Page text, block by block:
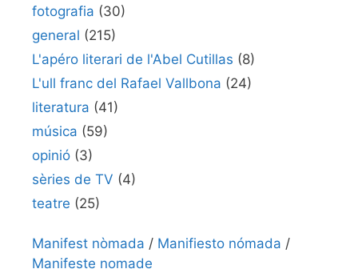
fotografia (30)
general (215)
L'apéro literari de l'Abel Cutillas (8)
L'ull franc del Rafael Vallbona (24)
literatura (41)
música (59)
opinió (3)
sèries de TV (4)
teatre (25)
Manifest nòmada / Manifiesto nómada /
Manifeste nomade